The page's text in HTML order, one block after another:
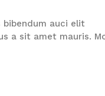
bibendum auci elit
a sit amet mauris.